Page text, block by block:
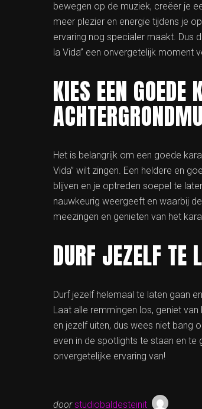
bewegen op de muziek, creëer je
meer plezier en energie tijdens je
ervaring nog specialer maakt. Dus
la Vida” een onvergetelijk moment
KIES EEN
Het is belangrijk om een goede
Vida” wilt zingen. Een heldere en
blijven en je optreden soepel te
nauwkeurig weergeeft en waarbij
meezingen en genieten van het
DURF JEZELF TE
Durf jezelf helemaal te laten gaan
Laat alle remmingen los, geniet
en jezelf uiten, dus wees niet bang
even in de spotlights te staan en te
onvergetelijke ervaring van!
door studiobaldesteinit